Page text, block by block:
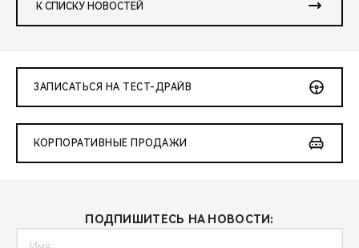
К СПИСКУ НОВОСТЕЙ
ЗАПИСАТЬСЯ НА ТЕСТ-ДРАЙВ
КОРПОРАТИВНЫЕ ПРОДАЖИ
ПОДПИШИТЕСЬ НА НОВОСТИ: